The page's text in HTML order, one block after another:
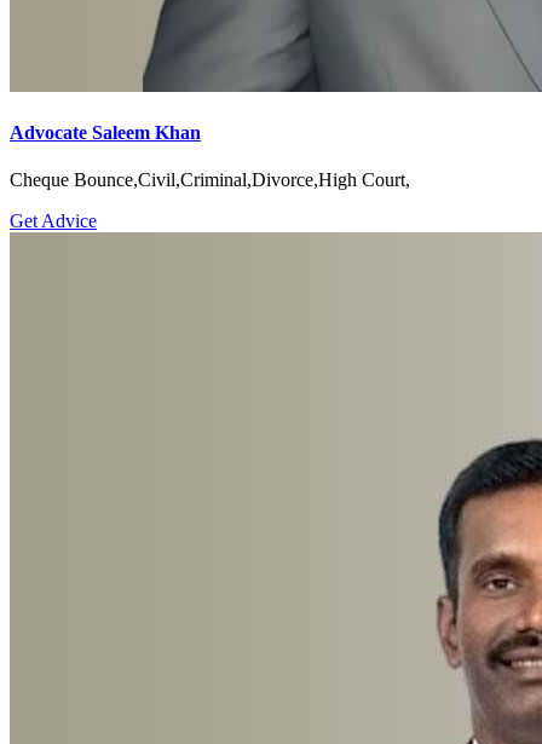
Advocate Saleem Khan
Cheque Bounce,Civil,Criminal,Divorce,High Court,
Get Advice